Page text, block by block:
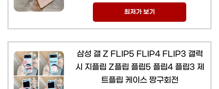
최저가 보기
삼성 갤 Z FLIP5 FLIP4 FLIP3 갤럭
시 지플립 Z플립 플립5 플립4 플립3 제
트플립 케이스 짱구회전